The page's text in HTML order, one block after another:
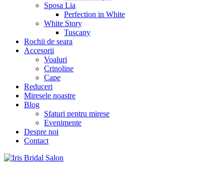
Sposa Lia
Perfection in White
White Story
Tuscany
Rochii de seara
Accesorii
Voaluri
Crinoline
Cape
Reduceri
Miresele noastre
Blog
Sfaturi pentru mirese
Evenimente
Despre noi
Contact